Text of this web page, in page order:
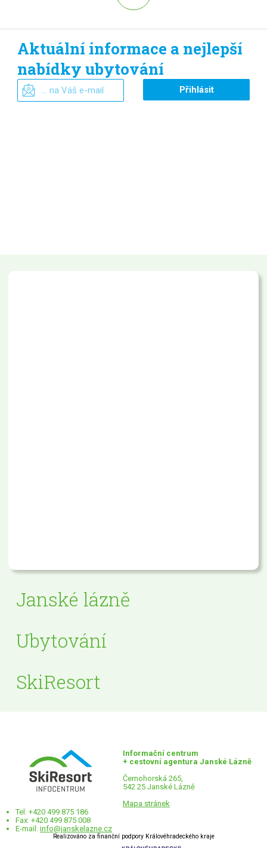
Aktuální informace a nejlepší
nabídky ubytování
Janské lázně
Ubytování
SkiResort
Informační centrum
+ cestovní agentura Janské Lázně
Černohorská 265,
542 25 Janské Lázně
Mapa stránek
Tel: +420 499 875 186
Fax: +420 499 875 008
E-mail: info@janskelazne.cz
Realizováno za finanční podpory Královéhradeckého kraje